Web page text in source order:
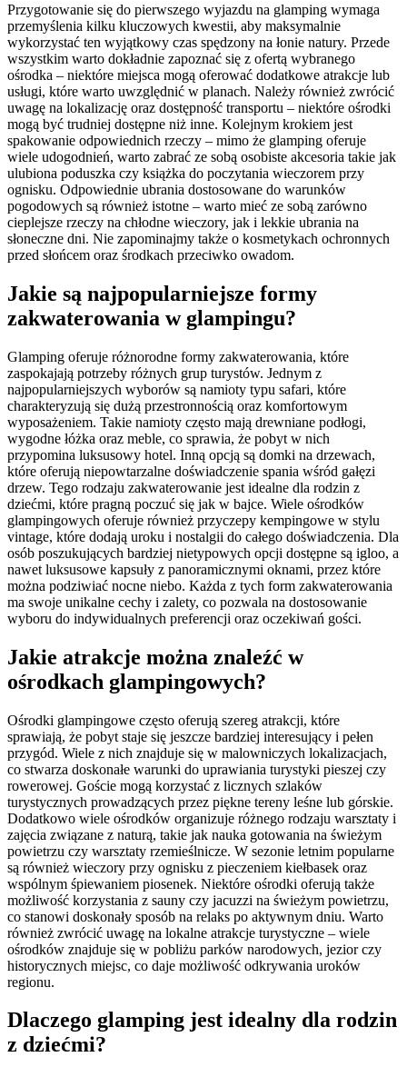
Przygotowanie się do pierwszego wyjazdu na glamping wymaga
przemyślenia kilku kluczowych kwestii, aby maksymalnie
wykorzystać ten wyjątkowy czas spędzony na łonie natury. Przede
wszystkim warto dokładnie zapoznać się z ofertą wybranego
ośrodka – niektóre miejsca mogą oferować dodatkowe atrakcje lub
usługi, które warto uwzględnić w planach. Należy również zwrócić
uwagę na lokalizację oraz dostępność transportu – niektóre ośrodki
mogą być trudniej dostępne niż inne. Kolejnym krokiem jest
spakowanie odpowiednich rzeczy – mimo że glamping oferuje
wiele udogodnień, warto zabrać ze sobą osobiste akcesoria takie jak
ulubiona poduszka czy książka do poczytania wieczorem przy
ognisku. Odpowiednie ubrania dostosowane do warunków
pogodowych są również istotne – warto mieć ze sobą zarówno
cieplejsze rzeczy na chłodne wieczory, jak i lekkie ubrania na
słoneczne dni. Nie zapominajmy także o kosmetykach ochronnych
przed słońcem oraz środkach przeciwko owadom.
Jakie są najpopularniejsze formy
zakwaterowania w glampingu?
Glamping oferuje różnorodne formy zakwaterowania, które
zaspokajają potrzeby różnych grup turystów. Jednym z
najpopularniejszych wyborów są namioty typu safari, które
charakteryzują się dużą przestronnością oraz komfortowym
wyposażeniem. Takie namioty często mają drewniane podłogi,
wygodne łóżka oraz meble, co sprawia, że pobyt w nich
przypomina luksusowy hotel. Inną opcją są domki na drzewach,
które oferują niepowtarzalne doświadczenie spania wśród gałęzi
drzew. Tego rodzaju zakwaterowanie jest idealne dla rodzin z
dziećmi, które pragną poczuć się jak w bajce. Wiele ośrodków
glampingowych oferuje również przyczepy kempingowe w stylu
vintage, które dodają uroku i nostalgii do całego doświadczenia. Dla
osób poszukujących bardziej nietypowych opcji dostępne są igloo, a
nawet luksusowe kapsuły z panoramicznymi oknami, przez które
można podziwiać nocne niebo. Każda z tych form zakwaterowania
ma swoje unikalne cechy i zalety, co pozwala na dostosowanie
wyboru do indywidualnych preferencji oraz oczekiwań gości.
Jakie atrakcje można znaleźć w
ośrodkach glampingowych?
Ośrodki glampingowe często oferują szereg atrakcji, które
sprawiają, że pobyt staje się jeszcze bardziej interesujący i pełen
przygód. Wiele z nich znajduje się w malowniczych lokalizacjach,
co stwarza doskonałe warunki do uprawiania turystyki pieszej czy
rowerowej. Goście mogą korzystać z licznych szlaków
turystycznych prowadzących przez piękne tereny leśne lub górskie.
Dodatkowo wiele ośrodków organizuje różnego rodzaju warsztaty i
zajęcia związane z naturą, takie jak nauka gotowania na świeżym
powietrzu czy warsztaty rzemieślnicze. W sezonie letnim popularne
są również wieczory przy ognisku z pieczeniem kiełbasek oraz
wspólnym śpiewaniem piosenek. Niektóre ośrodki oferują także
możliwość korzystania z sauny czy jacuzzi na świeżym powietrzu,
co stanowi doskonały sposób na relaks po aktywnym dniu. Warto
również zwrócić uwagę na lokalne atrakcje turystyczne – wiele
ośrodków znajduje się w pobliżu parków narodowych, jezior czy
historycznych miejsc, co daje możliwość odkrywania uroków
regionu.
Dlaczego glamping jest idealny dla rodzin
z dziećmi?